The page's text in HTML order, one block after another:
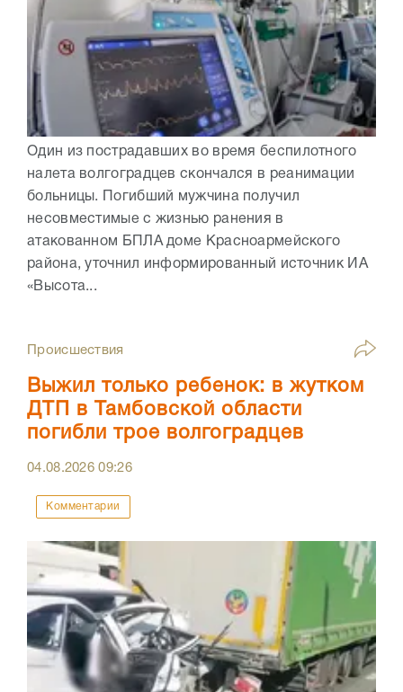
Один из пострадавших во время беспилотного
налета волгоградцев скончался в реанимации
больницы. Погибший мужчина получил
несовместимые с жизнью ранения в
атакованном БПЛА доме Красноармейского
района, уточнил информированный источник ИА
«Высота...
Происшествия
Выжил только ребенок: в жутком
ДТП в Тамбовской области
погибли трое волгоградцев
04.08.202609:26
Комментарии